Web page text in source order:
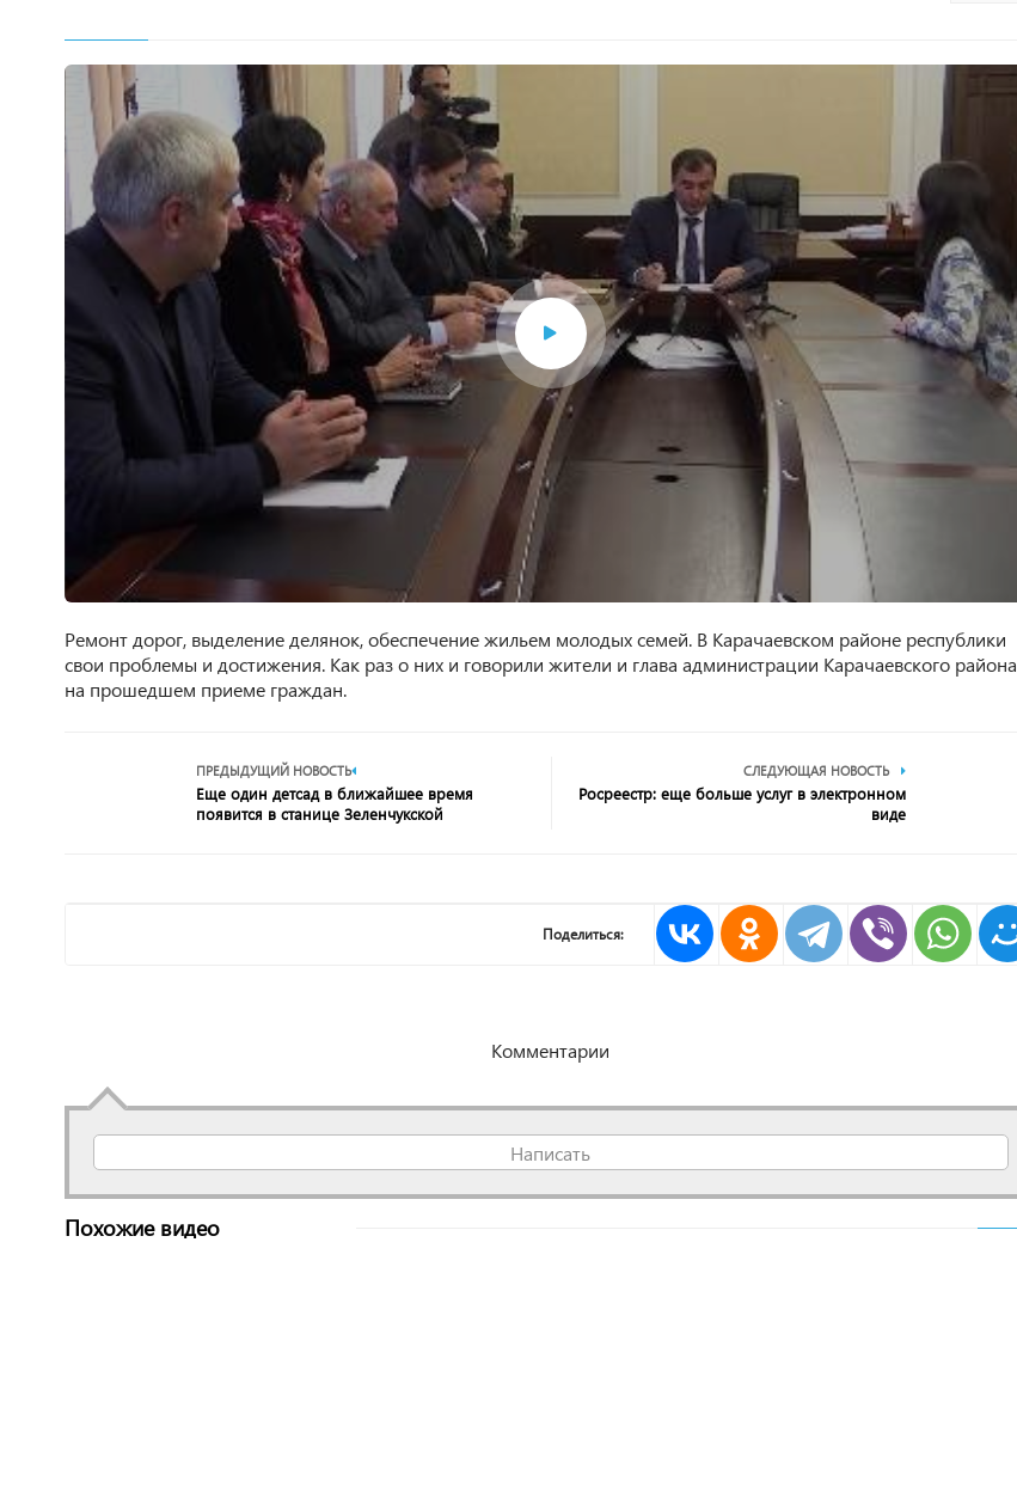
Ремонт дорог, выделение делянок, обеспечение жильем молодых семей. В Карачаевском районе республики
свои проблемы и достижения. Как раз о них и говорили жители и глава администрации Карачаевского района
на прошедшем приеме граждан.
ПРЕДЫДУЩИЙ НОВОСТЬ
Еще один детсад в ближайшее время
появится в станице Зеленчукской
СЛЕДУЮЩАЯ НОВОСТЬ
Росреестр: еще больше услуг в электронном
виде
Поделиться:
Комментарии
Написать
Похожие видео